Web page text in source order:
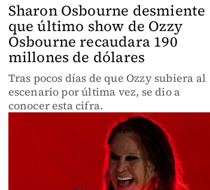
Sharon Osbourne desmiente
que último show de Ozzy
Osbourne recaudara 190
millones de dólares
Tras pocos días de que Ozzy subiera al
escenario por última vez, se dio a
conocer esta cifra.